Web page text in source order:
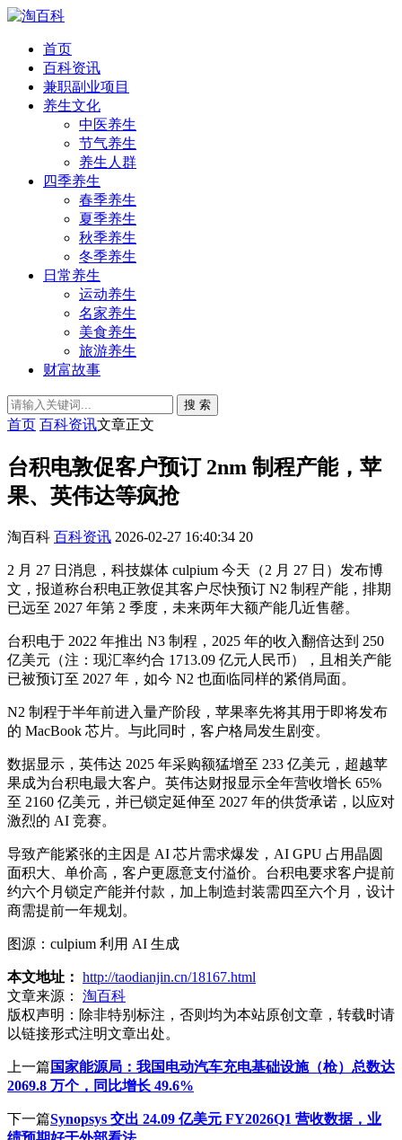
首页
百科资讯
兼职副业项目
养生文化
中医养生
节气养生
养生人群
四季养生
春季养生
夏季养生
秋季养生
冬季养生
日常养生
运动养生
名家养生
美食养生
旅游养生
财富故事
搜 索
首页 百科资讯文章正文
台积电敦促客户预订 2nm 制程产能，苹
果、英伟达等疯抢
淘百科 百科资讯 2026-02-27 16:40:34 20
2 月 27 日消息，科技媒体 culpium 今天（2 月 27 日）发布博
文，报道称台积电正敦促其客户尽快预订 N2 制程产能，排期
已远至 2027 年第 2 季度，未来两年大额产能几近售罄。
台积电于 2022 年推出 N3 制程，2025 年的收入翻倍达到 250
亿美元（注：现汇率约合 1713.09 亿元人民币），且相关产能
已被预订至 2027 年，如今 N2 也面临同样的紧俏局面。
N2 制程于半年前进入量产阶段，苹果率先将其用于即将发布
的 MacBook 芯片。与此同时，客户格局发生剧变。
数据显示，英伟达 2025 年采购额猛增至 233 亿美元，超越苹
果成为台积电最大客户。英伟达财报显示全年营收增长 65%
至 2160 亿美元，并已锁定延伸至 2027 年的供货承诺，以应对
激烈的 AI 竞赛。
导致产能紧张的主因是 AI 芯片需求爆发，AI GPU 占用晶圆
面积大、单价高，客户更愿意支付溢价。台积电要求客户提前
约六个月锁定产能并付款，加上制造封装需四至六个月，设计
商需提前一年规划。
图源：culpium 利用 AI 生成
本文地址： http://taodianjin.cn/18167.html
文章来源：
淘百科
版权声明： 除非特别标注，否则均为本站原创文章，转载时请
以链接形式注明文章出处。
上一篇 国家能源局：我国电动汽车充电基础设施（枪）总数达
2069.8 万个，同比增长 49.6%
下一篇Synopsys 交出 24.09 亿美元 FY2026Q1 营收数据，业